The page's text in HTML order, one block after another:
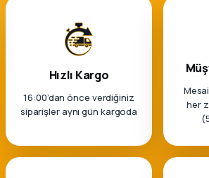
Hızlı Kargo
16:00’dan önce verdiğiniz
siparişler aynı gün kargoda
her